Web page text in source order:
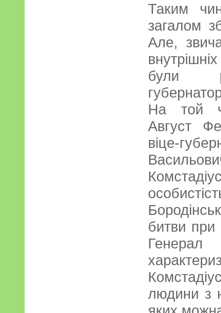
Таким
загалом
Але,
були
На той
Август
віце-
битви при
людини з